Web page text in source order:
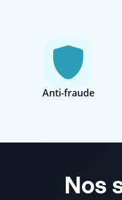
Anti-fraude
Nos